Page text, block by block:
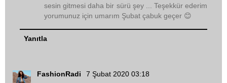
sesin gitmesi daha bir sürü şey ... Teşekkür ederim
yorumunuz için umarım Şubat çabuk geçer 😊
Yanıtla
FashionRadi
7 Şubat 2020 03:18